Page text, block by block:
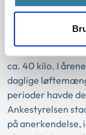
filetering og
havde været en
daglige
ca. 40 kilo. I årene
daglige
perioder havde
Ankestyrelsen
på